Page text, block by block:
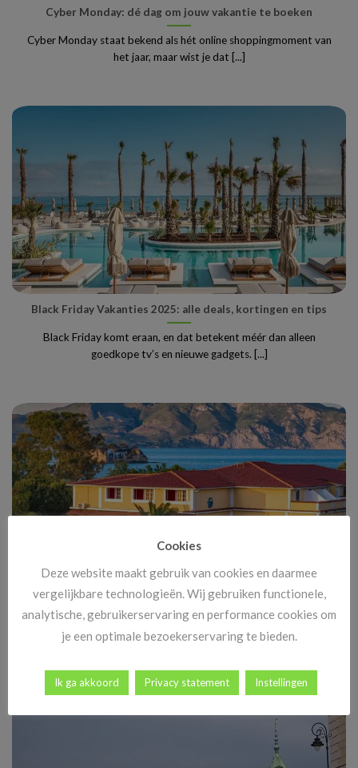
Cyber Monday: dé dag om jouw vakantie te boeken
Cyber Monday staat bekend als hét online shoppingmoment van
het jaar, maar wist je dat [...]
Black Friday Vakanties 2025: alle deals, kortingen en tips
Black Friday komt eraan, en dat betekent méér dan alleen
goedkope tv’s en nieuwe gadgets. [...]
Heb jij al vakantiekriebels? Goed nieuws! Vanaf 14 november
Cookies
Deze website maakt gebruik van cookies en daarmee
vergelijkbare technologieën. Wij gebruiken functionele,
analytische, gebruikerservaring en performance cookies om
je een optimale bezoekerservaring te bieden.
Ik ga akkoord Privacy statement Instellingen